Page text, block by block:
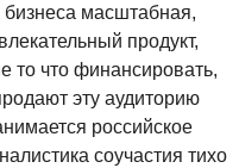
бизнеса масштабная,
продукт,
то что финансировать,
эту аудиторию
российское
соучастия тихо